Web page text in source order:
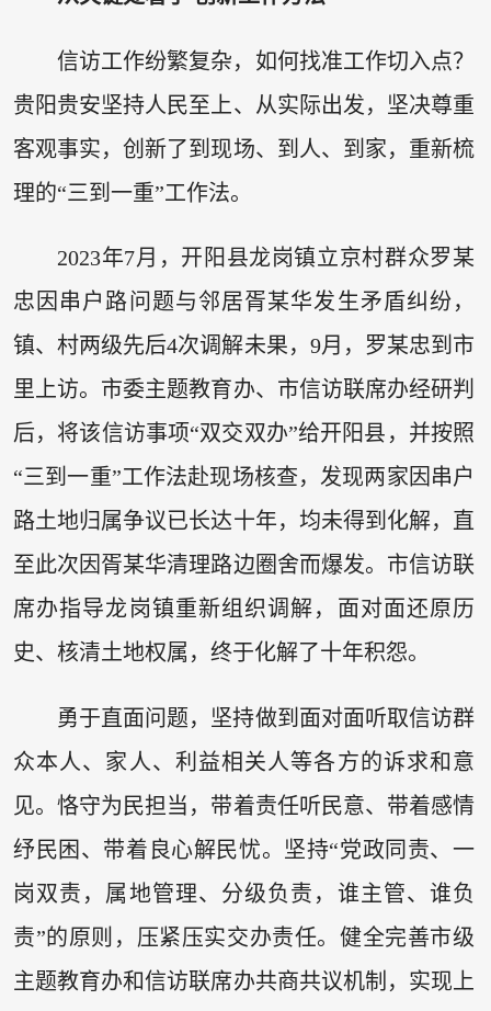
信访工作纷繁复杂，如何找准工作切入点？
贵阳贵安坚持人民至上、从实际出发，坚决尊重
客观事实，创新了到现场、到人、到家，重新梳
理的“三到一重”工作法。
2023年7月，开阳县龙岗镇立京村群众罗某
忠因串户路问题与邻居胥某华发生矛盾纠纷，
镇、村两级先后4次调解未果，9月，罗某忠到市
里上访。市委主题教育办、市信访联席办经研判
后，将该信访事项“双交双办”给开阳县，并按照
“三到一重”工作法赴现场核查，发现两家因串户
路土地归属争议已长达十年，均未得到化解，直
至此次因胥某华清理路边圈舍而爆发。市信访联
席办指导龙岗镇重新组织调解，面对面还原历
史、核清土地权属，终于化解了十年积怨。
勇于直面问题，坚持做到面对面听取信访群
众本人、家人、利益相关人等各方的诉求和意
见。恪守为民担当，带着责任听民意、带着感情
纾民困、带着良心解民忧。坚持“党政同责、一
岗双责，属地管理、分级负责，谁主管、谁负
责”的原则，压紧压实交办责任。健全完善市级
主题教育办和信访联席办共商共议机制，实现上